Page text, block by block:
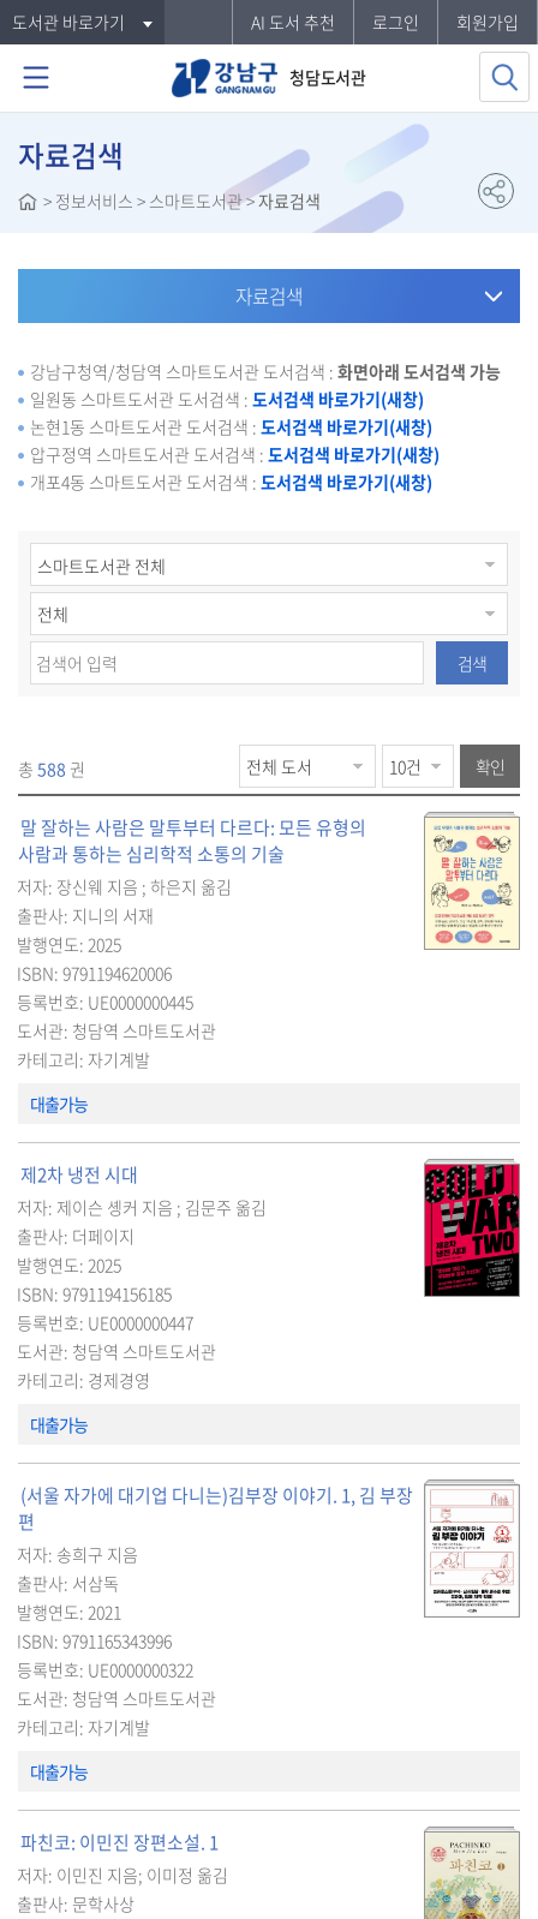
도서관 바로가기 AI 도서 추천 로그인 회원가입
청담도서관
자료검색
> 정보서비스 > 스마트도서관 >자료검색
자료검색
강남구청역/청담역 스마트도서관 도서검색 : 화면아래 도서검색 가능
일원동 스마트도서관 도서검색 : 도서검색 바로가기(새창)
논현1동 스마트도서관 도서검색 : 도서검색 바로가기(새창)
압구정역 스마트도서관 도서검색 : 도서검색 바로가기(새창)
개포4동 스마트도서관 도서검색 : 도서검색 바로가기(새창)
검색
확인
총 588 권
말 잘하는 사람은 말투부터 다르다: 모든 유형의
사람과 통하는 심리학적 소통의 기술
저자: 장신웨 지음 ; 하은지 옮김
출판사: 지니의 서재
발행연도: 2025
ISBN: 9791194620006
등록번호: UE0000000445
도서관: 청담역 스마트도서관
카테고리: 자기계발
대출가능
제2차 냉전 시대
저자: 제이슨 솅커 지음 ; 김문주 옮김
출판사: 더페이지
발행연도: 2025
ISBN: 9791194156185
등록번호: UE0000000447
도서관: 청담역 스마트도서관
카테고리: 경제경영
대출가능
(서울 자가에 대기업 다니는)김부장 이야기. 1, 김 부장
편
저자: 송희구 지음
출판사: 서삼독
발행연도: 2021
ISBN: 9791165343996
등록번호: UE0000000322
도서관: 청담역 스마트도서관
카테고리: 자기계발
대출가능
파친코: 이민진 장편소설. 1
저자: 이민진 지음; 이미정 옮김
출판사: 문학사상